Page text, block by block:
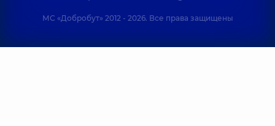
МС «Добробут» 2012 - 2026. Все права защищены